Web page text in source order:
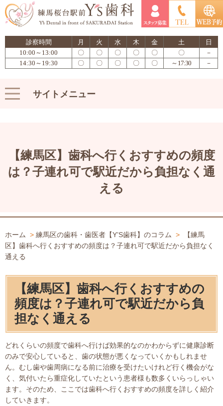
診察時間 月 火 水 木 金 土
日
10:00～13:00
〇 〇 〇 〇 〇 〇
－
14:30～19:30
〇 〇 〇 〇 〇 ～17:30 －
サイトメニュー
【練馬区】歯科へ行くおすすめの頻度
は？子連れ可で駅近だから負担なく通
える
ホーム > 練馬区の歯科・歯医者【Y’S歯科】のコラム >
【練馬
区】歯科へ行くおすすめの頻度は？子連れ可で駅近だから負担なく
通える
【練馬区】歯科へ行くおすすめの
頻度は？子連れ可で駅近だから負
担なく通える
どれくらいの頻度で歯科へ行けば効果的なのかわからずに健康診断
のみで安心していると、歯の状態が悪くなっていくかもしれませ
ん。むし歯や歯周病になる前に治療を受けたいけれど行く機会がな
く、気付いたら重症化していたという患者様も数多くいらっしゃい
ます。そのため、ここでは歯科へ行くおすすめの頻度を詳しく紹介
していきます。